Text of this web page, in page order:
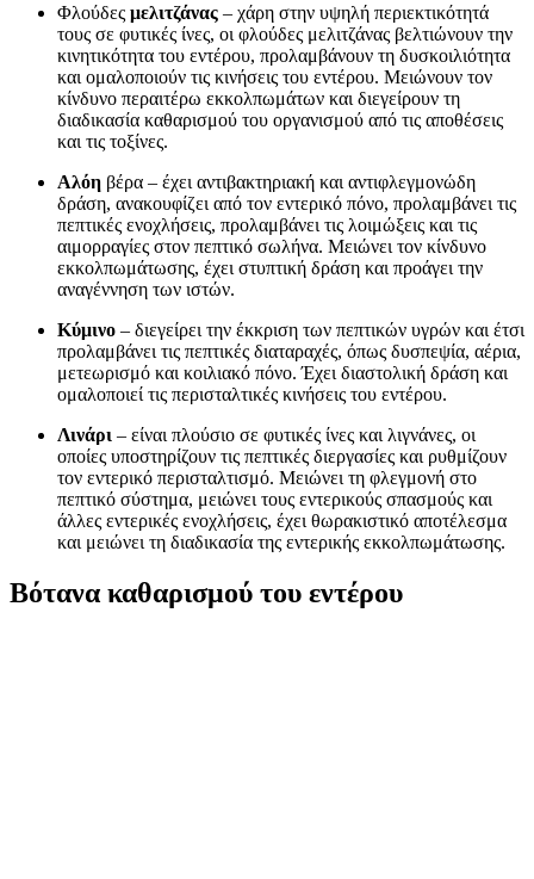
Φλούδες μελιτζάνας – χάρη στην υψηλή περιεκτικότητά
τους σε φυτικές ίνες, οι φλούδες μελιτζάνας βελτιώνουν την
κινητικότητα του εντέρου, προλαμβάνουν τη δυσκοιλιότητα
και ομαλοποιούν τις κινήσεις του εντέρου. Μειώνουν τον
κίνδυνο περαιτέρω εκκολπωμάτων και διεγείρουν τη
διαδικασία καθαρισμού του οργανισμού από τις αποθέσεις
και τις τοξίνες.
Αλόη βέρα – έχει αντιβακτηριακή και αντιφλεγμονώδη
δράση, ανακουφίζει από τον εντερικό πόνο, προλαμβάνει τις
πεπτικές ενοχλήσεις, προλαμβάνει τις λοιμώξεις και τις
αιμορραγίες στον πεπτικό σωλήνα. Μειώνει τον κίνδυνο
εκκολπωμάτωσης, έχει στυπτική δράση και προάγει την
αναγέννηση των ιστών.
Κύμινο – διεγείρει την έκκριση των πεπτικών υγρών και έτσι
προλαμβάνει τις πεπτικές διαταραχές, όπως δυσπεψία, αέρια,
μετεωρισμό και κοιλιακό πόνο. Έχει διαστολική δράση και
ομαλοποιεί τις περισταλτικές κινήσεις του εντέρου.
Λινάρι – είναι πλούσιο σε φυτικές ίνες και λιγνάνες, οι
οποίες υποστηρίζουν τις πεπτικές διεργασίες και ρυθμίζουν
τον εντερικό περισταλτισμό. Μειώνει τη φλεγμονή στο
πεπτικό σύστημα, μειώνει τους εντερικούς σπασμούς και
άλλες εντερικές ενοχλήσεις, έχει θωρακιστικό αποτέλεσμα
και μειώνει τη διαδικασία της εντερικής εκκολπωμάτωσης.
Βότανα καθαρισμού του εντέρου